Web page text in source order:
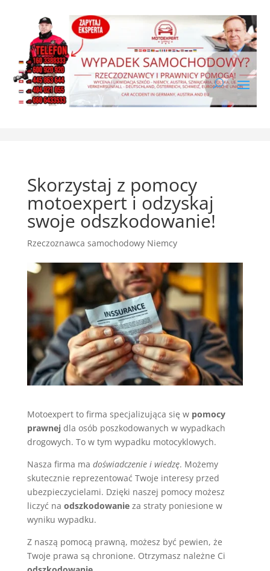
Skorzystaj z pomocy
motoexpert i odzyskaj
swoje odszkodowanie!
Rzeczoznawca samochodowy Niemcy
Motoexpert to firma specjalizująca się w pomocy
prawnejdla osób poszkodowanych w wypadkach
drogowych. To w tym wypadku motocyklowych.
Nasza firma ma doświadczenie i wiedzę. Możemy
skutecznie reprezentować Twoje interesy przed
ubezpieczycielami. Dzięki naszej pomocy możesz
liczyć na odszkodowanieza straty poniesione w
wyniku wypadku.
Z naszą pomocą prawną, możesz być pewien, że
Twoje prawa są chronione. Otrzymasz należne Ci